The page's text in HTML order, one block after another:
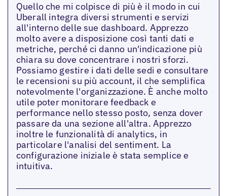
Quello che mi colpisce di più è il modo in cui
Uberall integra diversi strumenti e servizi
all'interno delle sue dashboard. Apprezzo
molto avere a disposizione così tanti dati e
metriche, perché ci danno un'indicazione più
chiara su dove concentrare i nostri sforzi.
Possiamo gestire i dati delle sedi e consultare
le recensioni su più account, il che semplifica
notevolmente l'organizzazione. È anche molto
utile poter monitorare feedback e
performance nello stesso posto, senza dover
passare da una sezione all'altra. Apprezzo
inoltre le funzionalità di analytics, in
particolare l'analisi del sentiment. La
configurazione iniziale è stata semplice e
intuitiva.